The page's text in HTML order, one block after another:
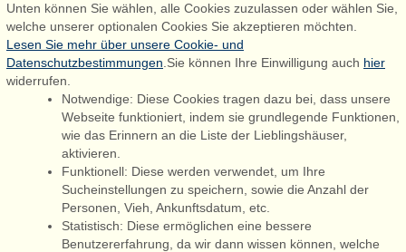
booking@admiralstrand.com
+45 70 60 87 78
Følg os på: Facebook
Admiral Strand Feriehuse ApS | CVR 27 23 39 10 |
Unten können Sie wählen, alle Cookies zuzulassen oder wählen Sie,
welche unserer optionalen Cookies Sie akzeptieren möchten.
Lesen Sie mehr über unsere Cookie- und
Datenschutzbestimmungen .Sie können Ihre Einwilligung auch hier
widerrufen.
Notwendige: Diese Cookies tragen dazu bei, dass unsere
Webseite funktioniert, indem sie grundlegende Funktionen,
wie das Erinnern an die Liste der Lieblingshäuser,
aktivieren.
Funktionell: Diese werden verwendet, um Ihre
Sucheinstellungen zu speichern, sowie die Anzahl der
Personen, Vieh, Ankunftsdatum, etc.
Statistisch: Diese ermöglichen eine bessere
Benutzererfahrung, da wir dann wissen können, welche